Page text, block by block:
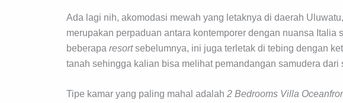
Ada lagi nih, akomodasi mewah yang letaknya di daerah
merupakan perpaduan antara kontemporer dengan nuansa Italia
beberapa resortsebelumnya, ini juga terletak di tebing dengan
tanah sehingga kalian bisa melihat pemandangan samudera dari
Tipe kamar yang paling mahal adalah 2 Bedrooms Villa